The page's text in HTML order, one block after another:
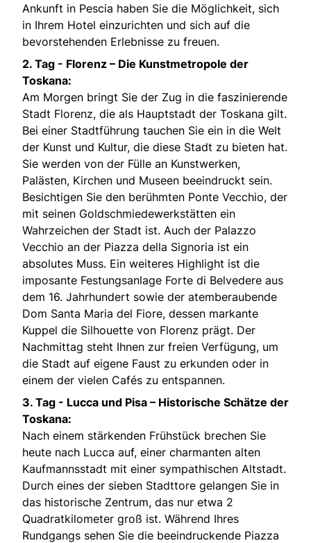
Ankunft in Pescia haben Sie die Möglichkeit, sich
in Ihrem Hotel einzurichten und sich auf die
bevorstehenden Erlebnisse zu freuen.
2. Tag - Florenz – Die Kunstmetropole der
Toskana:
Am Morgen bringt Sie der Zug in die faszinierende
Stadt Florenz, die als Hauptstadt der Toskana gilt.
Bei einer Stadtführung tauchen Sie ein in die Welt
der Kunst und Kultur, die diese Stadt zu bieten hat.
Sie werden von der Fülle an Kunstwerken,
Palästen, Kirchen und Museen beeindruckt sein.
Besichtigen Sie den berühmten Ponte Vecchio, der
mit seinen Goldschmiedewerkstätten ein
Wahrzeichen der Stadt ist. Auch der Palazzo
Vecchio an der Piazza della Signoria ist ein
absolutes Muss. Ein weiteres Highlight ist die
imposante Festungsanlage Forte di Belvedere aus
dem 16. Jahrhundert sowie der atemberaubende
Dom Santa Maria del Fiore, dessen markante
Kuppel die Silhouette von Florenz prägt. Der
Nachmittag steht Ihnen zur freien Verfügung, um
die Stadt auf eigene Faust zu erkunden oder in
einem der vielen Cafés zu entspannen.
3. Tag - Lucca und Pisa – Historische Schätze der
Toskana:
Nach einem stärkenden Frühstück brechen Sie
heute nach Lucca auf, einer charmanten alten
Kaufmannsstadt mit einer sympathischen Altstadt.
Durch eines der sieben Stadttore gelangen Sie in
das historische Zentrum, das nur etwa 2
Quadratkilometer groß ist. Während Ihres
Rundgangs sehen Sie die beeindruckende Piazza